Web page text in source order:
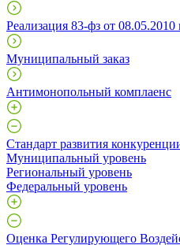
Реализация 83-фз от 08.05.2010
Муниципальный заказ
Антимонопольный комплаенс
Стандарт развития
Муниципальный уровень
Региональный уровень
Федеральный уровень
Оценка Регулирующего